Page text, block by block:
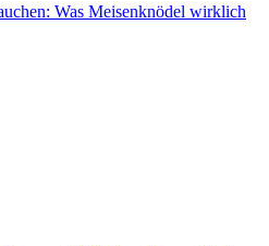
Was Meisenknödel wirklich